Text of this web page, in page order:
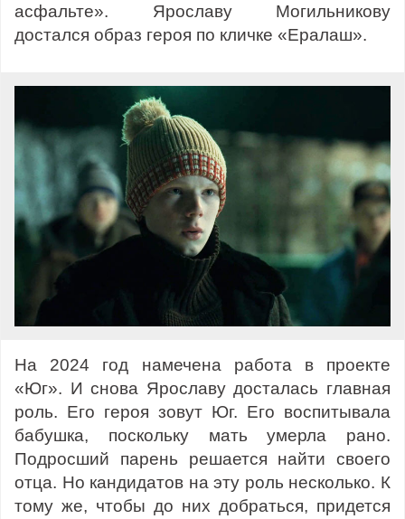
асфальте». Ярославу Могильникову
достался образ героя по кличке «Ералаш».
На 2024 год намечена работа в проекте
«Юг». И снова Ярославу досталась главная
роль. Его героя зовут Юг. Его воспитывала
бабушка, поскольку мать умерла рано.
Подросший парень решается найти своего
отца. Но кандидатов на эту роль несколько. К
тому же, чтобы до них добраться, придется